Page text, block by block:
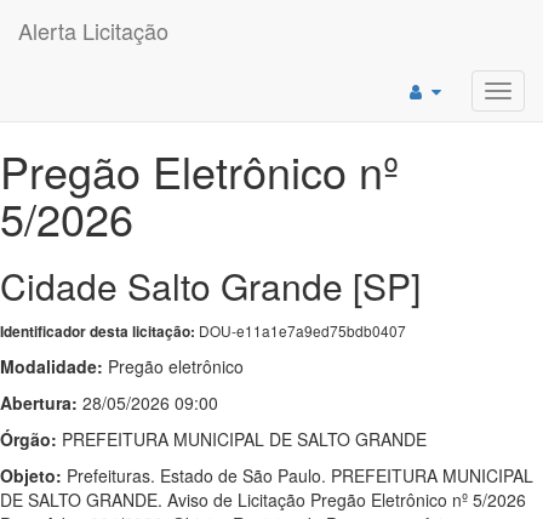
Alerta Licitação
Pregão Eletrônico nº
5/2026
Cidade Salto Grande [SP]
Identificador desta licitação: DOU-e11a1e7a9ed75bdb0407
Modalidade: Pregão eletrônico
Abertura: 28/05/2026 09:00
Órgão: PREFEITURA MUNICIPAL DE SALTO GRANDE
Objeto: Prefeituras. Estado de São Paulo. PREFEITURA MUNICIPAL
DE SALTO GRANDE. Aviso de Licitação Pregão Eletrônico nº 5/2026